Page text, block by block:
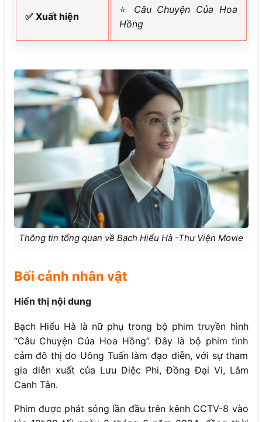
✅ Xuất hiện
⭐ Câu Chuyện Của Hoa
Hồng
Thông tin tổng quan về Bạch Hiểu Hà -Thư Viện Movie
Bối cảnh nhân vật
Hiển thị nội dung
Bạch Hiểu Hà là nữ phụ trong bộ phim truyền hình
“Câu Chuyện Của Hoa Hồng”. Đây là bộ phim tình
cảm đô thị do Uông Tuấn làm đạo diễn, với sự tham
gia diễn xuất của Lưu Diệc Phi, Đồng Đại Vi, Lâm
Canh Tân.
Phim được phát sóng lần đầu trên kênh CCTV-8 vào